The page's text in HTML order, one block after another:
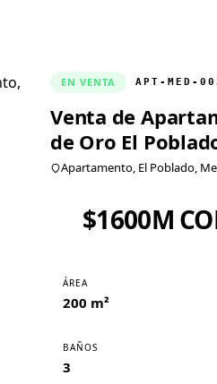
EN VENTA APT-MED-
Venta de
de Oro El
Apartamento, El Poblado,
$1600M
ÁREA
200 m²
BAÑOS
3